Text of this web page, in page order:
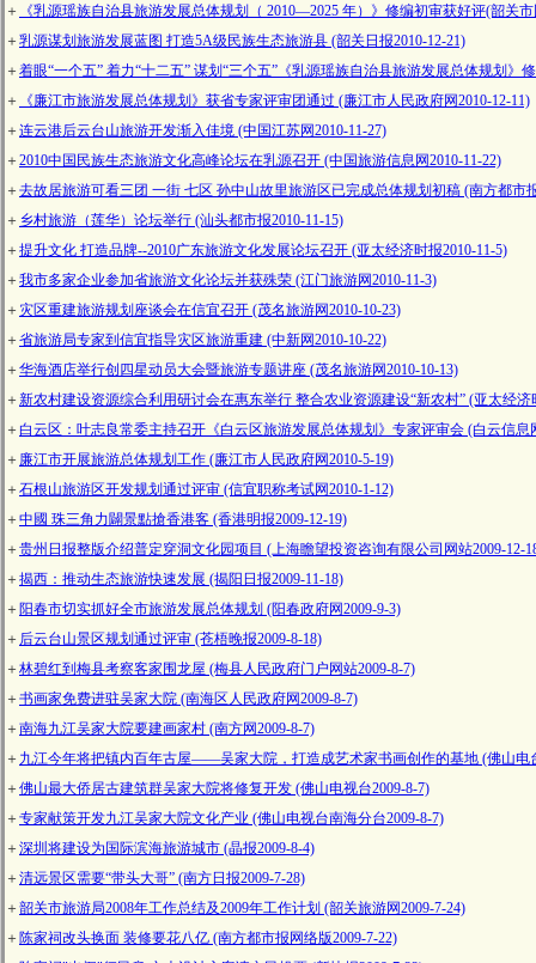
＋
《乳源瑶族自治县旅游发展总体规划（ 2010—2025 年）》修编初审获好评(韶关市
＋ 乳源谋划旅游发展蓝图 打造5A级民族生态旅游县 (韶关日报2010-12-21)
＋ 着眼“一个五” 着力“十二五” 谋划“三个五”《乳源瑶族自治县旅游发展总体规划》
＋
《廉江市旅游发展总体规划》获省专家评审团通过 (廉江市人民政府网2010-12-11)
＋ 连云港后云台山旅游开发渐入佳境 (中国江苏网2010-11-27)
＋ 2010中国民族生态旅游文化高峰论坛在乳源召开 (中国旅游信息网2010-11-22)
＋ 去故居旅游可看三团 一街 七区 孙中山故里旅游区已完成总体规划初稿 (南方都市
＋ 乡村旅游（莲华）论坛举行 (汕头都市报2010-11-15)
＋ 提升文化 打造品牌--2010广东旅游文化发展论坛召开 (亚太经济时报2010-11-5)
＋ 我市多家企业参加省旅游文化论坛并获殊荣 (江门旅游网2010-11-3)
＋ 灾区重建旅游规划座谈会在信宜召开 (茂名旅游网2010-10-23)
＋ 省旅游局专家到信宜指导灾区旅游重建 (中新网2010-10-22)
＋ 华海酒店举行创四星动员大会暨旅游专题讲座 (茂名旅游网2010-10-13)
＋ 新农村建设资源综合利用研讨会在惠东举行 整合农业资源建设“新农村” (亚太经济
＋ 白云区：叶志良常委主持召开《白云区旅游发展总体规划》专家评审会 (白云信息
＋ 廉江市开展旅游总体规划工作 (廉江市人民政府网2010-5-19)
＋ 石根山旅游区开发规划通过评审 (信宜职称考试网2010-1-12)
＋ 中國 珠三角力闢景點搶香港客 (香港明报2009-12-19)
＋ 贵州日报整版介绍普定穿洞文化园项目 (上海瞻望投资咨询有限公司网站2009-12-
＋ 揭西：推动生态旅游快速发展 (揭阳日报2009-11-18)
＋ 阳春市切实抓好全市旅游发展总体规划 (阳春政府网2009-9-3)
＋ 后云台山景区规划通过评审 (苍梧晚报2009-8-18)
＋ 林碧红到梅县考察客家围龙屋 (梅县人民政府门户网站2009-8-7)
＋ 书画家免费进驻吴家大院 (南海区人民政府网2009-8-7)
＋ 南海九江吴家大院要建画家村 (南方网2009-8-7)
＋ 九江今年将把镇内百年古屋——吴家大院，打造成艺术家书画创作的基地 (佛山电
＋ 佛山最大侨居古建筑群吴家大院将修复开发 (佛山电视台2009-8-7)
＋ 专家献策开发九江吴家大院文化产业 (佛山电视台南海分台2009-8-7)
＋ 深圳将建设为国际滨海旅游城市 (晶报2009-8-4)
＋ 清远景区需要“带头大哥” (南方日报2009-7-28)
＋ 韶关市旅游局2008年工作总结及2009年工作计划 (韶关旅游网2009-7-24)
＋ 陈家祠改头换面 装修要花八亿 (南方都市报网络版2009-7-22)